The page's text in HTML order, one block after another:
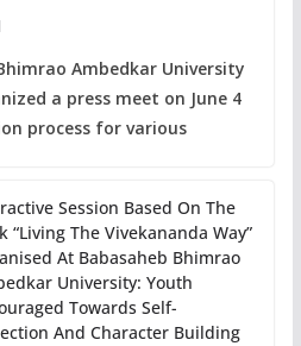
Ambedkar University
a press meet on June 4
process for various
Session Based On The
“Living The Vivekananda Way”
At Babasaheb Bhimrao
University: Youth
Towards Self-
And Character Building